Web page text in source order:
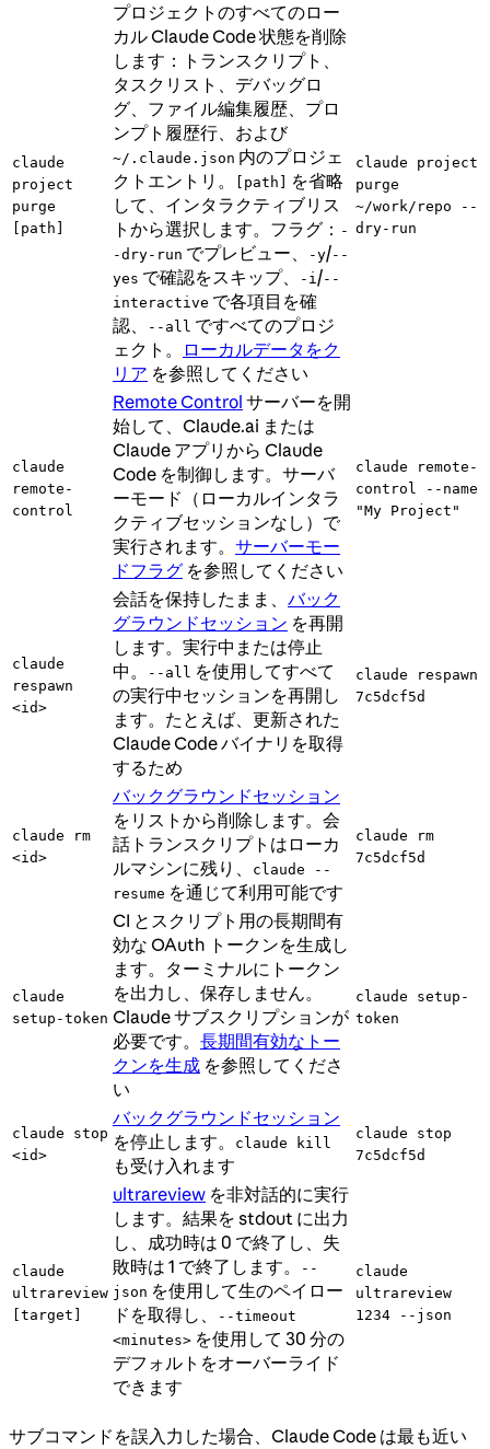
claude
project
purge
[path]
プロジェクトのすべてのロー
カル Claude Code 状態を削除
します：トランスクリプト、
タスクリスト、デバッグロ
グ、ファイル編集履歴、プロ
ンプト履歴行、および
~/.claude.json 内のプロジェ
クトエントリ。
[path]
を省略
して、インタラクティブリス
トから選択します。フラグ： -
-dry-run でプレビュー、 -y/--
yes で確認をスキップ、 -i/--
interactive で各項目を確
認、
--all ですべてのプロジ
ェクト。
ローカルデータをク
リア を参照してください
claude project
purge
~/work/repo --
dry-run
claude
remote-
control
Remote Control サーバーを開
始して、Claude.ai または
Claude アプリから Claude
Code を制御します。サーバ
ーモード（ローカルインタラ
クティブセッションなし）で
実行されます。 サーバーモー
ドフラグ を参照してください
claude remote-
control --name
"My Project"
claude
respawn
<id>
会話を保持したまま、 バック
グラウンドセッション を再開
します。実行中または停止
中。
--all を使用してすべて
の実行中セッションを再開し
ます。たとえば、更新された
Claude Code バイナリを取得
するため
claude respawn
7c5dcf5d
claude rm
<id>
バックグラウンドセッション
をリストから削除します。会
話トランスクリプトはローカ
ルマシンに残り、
claude --
resume を通じて利用可能です
claude rm
7c5dcf5d
claude
setup-token
CI とスクリプト用の長期間有
効な OAuth トークンを生成し
ます。ターミナルにトークン
を出力し、保存しません。
Claude サブスクリプションが
必要です。 長期間有効なトー
クンを生成 を参照してくださ
い
claude setup-
token
claude stop
<id>
バックグラウンドセッション
を停止します。
claude kill
も受け入れます
claude stop
7c5dcf5d
claude
ultrareview
[target]
ultrareview を非対話的に実行
します。結果を stdout に出力
し、成功時は 0 で終了し、失
敗時は 1 で終了します。
--
json を使用して生のペイロー
ドを取得し、
--timeout
<minutes> を使用して 30 分の
デフォルトをオーバーライド
できます
claude
ultrareview
1234 --json
サブコマンドを誤入力した場合、Claude Code は最も近い